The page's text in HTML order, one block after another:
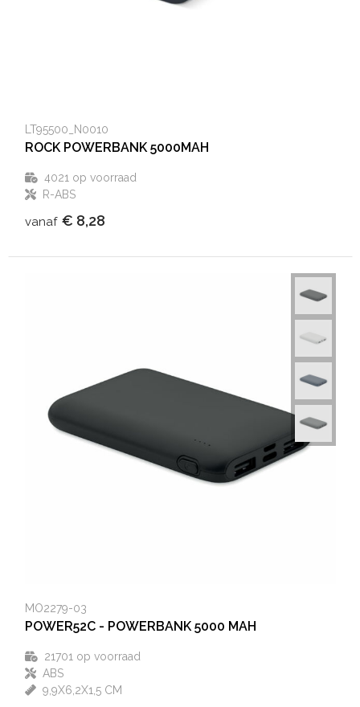
LT95500_N0010
ROCK POWERBANK 5000MAH
4021 op voorraad
R-ABS
vanaf € 8,28
MO2279-03
POWER52C - POWERBANK 5000 MAH
21701 op voorraad
ABS
9,9X6,2X1,5 CM